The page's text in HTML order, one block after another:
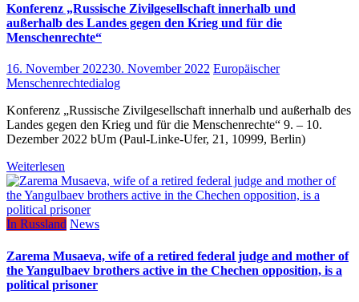
Konferenz „Russische Zivilgesellschaft innerhalb und
außerhalb des Landes gegen den Krieg und für die
Menschenrechte“
16. November 202230. November 2022 Europäischer
Menschenrechtedialog
Konferenz „Russische Zivilgesellschaft innerhalb und außerhalb des
Landes gegen den Krieg und für die Menschenrechte“ 9. – 10.
Dezember 2022 bUm (Paul-Linke-Ufer, 21, 10999, Berlin)
Weiterlesen
In Russland News
Zarema Musaeva, wife of a retired federal judge and mother of
the Yangulbaev brothers active in the Chechen opposition, is a
political prisoner